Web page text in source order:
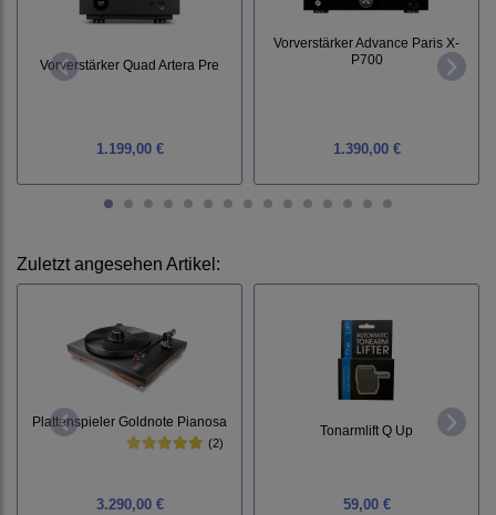
Vorverstärker Quad Artera Pre
1.199,00 €
Vorverstärker Advance Paris X-
P700
1.390,00 €
Zuletzt angesehen Artikel:
Plattenspieler Goldnote Pianosa
(2)
3.290,00 €
Tonarmlift Q Up
59,00 €